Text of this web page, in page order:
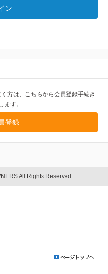
ン
方は、こちらから会員登録手続き
ます。
登録
All Rights Reserved.